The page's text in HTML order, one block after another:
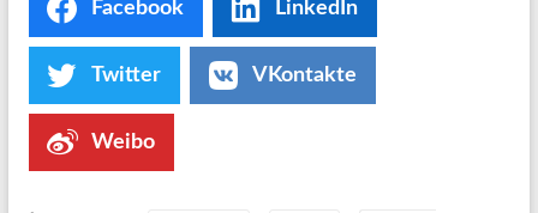
Facebook LinkedIn
Twitter VKontakte
Weibo